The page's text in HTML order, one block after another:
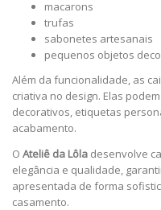
macarons
trufas
sabonetes artesanais
pequenos objetos
Além da funcionalidade, as
criativa no design. Elas
decorativos, etiquetas
acabamento.
O Ateliê da Lôla desenvolve
elegância e qualidade,
apresentada de forma
casamento.